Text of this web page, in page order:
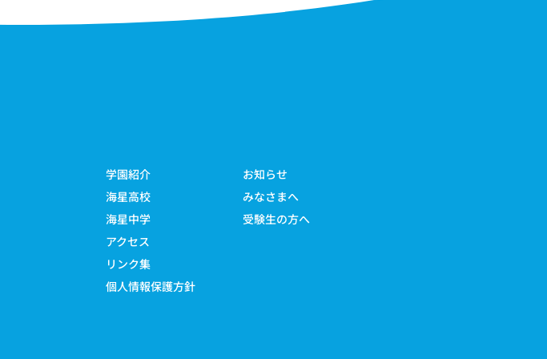
学園紹介
海星高校
海星中学
アクセス
リンク集
個人情報保護方針
お知らせ
みなさまへ
受験生の方へ